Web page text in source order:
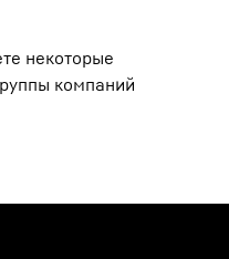
некоторые
компаний